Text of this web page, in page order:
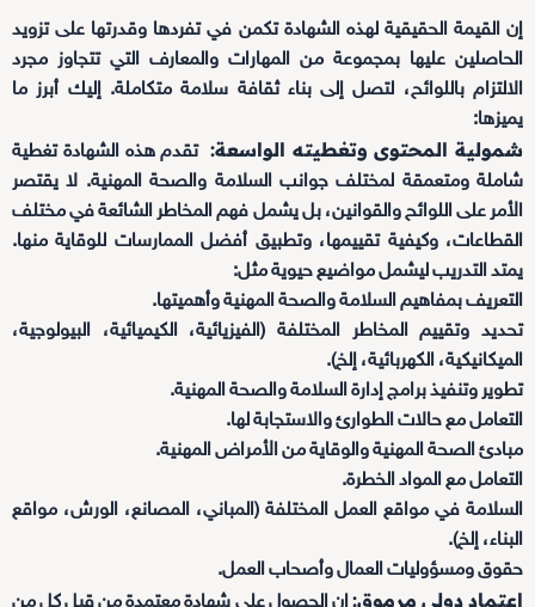
إن القيمة الحقيقية لهذه الشهادة تكمن في تفردها وقدرتها على تزويد
الحاصلين عليها بمجموعة من المهارات والمعارف التي تتجاوز مجرد
الالتزام باللوائح، لتصل إلى بناء ثقافة سلامة متكاملة. إليك أبرز ما
يميزها:
شمولية المحتوى وتغطيته الواسعة: تقدم هذه الشهادة تغطية
شاملة ومتعمقة لمختلف جوانب السلامة والصحة المهنية. لا يقتصر
الأمر على اللوائح والقوانين، بل يشمل فهم المخاطر الشائعة في مختلف
القطاعات، وكيفية تقييمها، وتطبيق أفضل الممارسات للوقاية منها.
يمتد التدريب ليشمل مواضيع حيوية مثل:
التعريف بمفاهيم السلامة والصحة المهنية وأهميتها.
تحديد وتقييم المخاطر المختلفة (الفيزيائية، الكيميائية، البيولوجية،
الميكانيكية، الكهربائية، إلخ).
تطوير وتنفيذ برامج إدارة السلامة والصحة المهنية.
التعامل مع حالات الطوارئ والاستجابة لها.
مبادئ الصحة المهنية والوقاية من الأمراض المهنية.
التعامل مع المواد الخطرة.
السلامة في مواقع العمل المختلفة (المباني، المصانع، الورش، مواقع
البناء، إلخ).
حقوق ومسؤوليات العمال وأصحاب العمل.
اعتماد دولي مرموق: